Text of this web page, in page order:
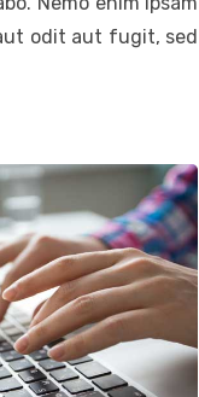
odit aut fugit, sed